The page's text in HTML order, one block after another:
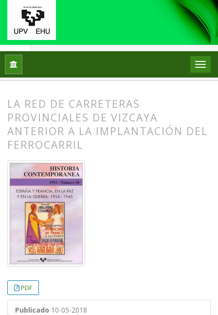
Inicio Núm. 10 (1993): España y Francia, en la
LA RED DE CARRETERAS
PROVINCIALES DE VIZCAYA
ANTERIOR A LA IMPLANTACIÓN DEL
FERROCARRIL
PDF
Publicado 10-05-2018